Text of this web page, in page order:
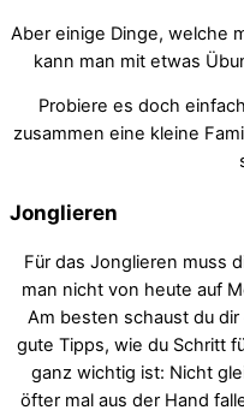
Aber einige Dinge, welche
kann man mit etwas
Probiere es doch
zusammen eine kleine
Jonglieren
Für das Jonglieren muss
man nicht von heute auf
Am besten schaust du
gute Tipps, wie du Schritt
ganz wichtig ist: Nicht
öfter mal aus der Hand